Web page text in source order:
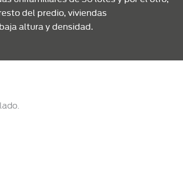
del predio, viviendas
altura y densidad.